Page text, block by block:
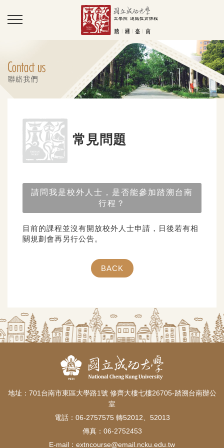
常見問題
請問我是校外人士，是否能參加踏溯台南
行程？
目前的課程並沒有開放校外人士申請，日後若有相
關規劃會再另行公告。
BACK
地址：701台南市東區大學路1號 修齊大樓七樓26705-踏溯台南辦公
室
電話：06-2757575 轉52012、52013
傳真：06-2752453
E-mail： extncourse@email.ncku.edu.tw